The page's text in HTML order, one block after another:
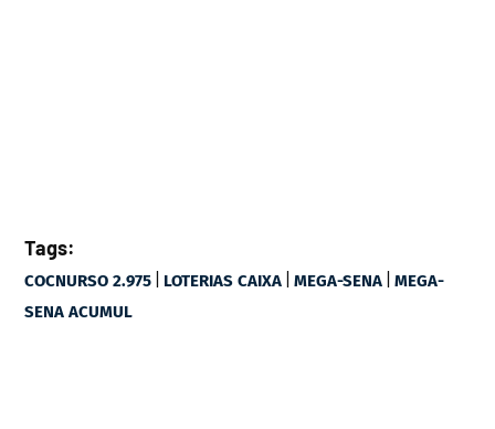
Tags:
COCNURSO 2.975 | LOTERIAS CAIXA |MEGA-SENA |MEGA-
SENA ACUMUL